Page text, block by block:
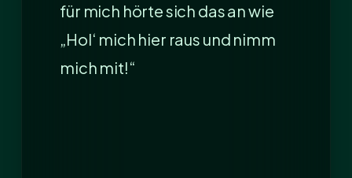
für mich hörte sich das an wie
„Hol‘ mich hier raus und nimm
mich mit!“